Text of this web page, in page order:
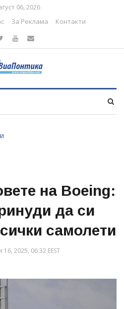
06, 2026
За Реклама Контакти
на Boeing:
да си
самолети
2025, 06:32 EEST